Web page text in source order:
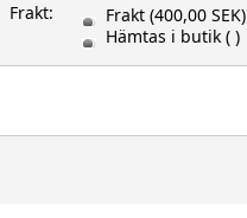
Frakt: Frakt (400,00 SEK)
Hämtas i butik ( )